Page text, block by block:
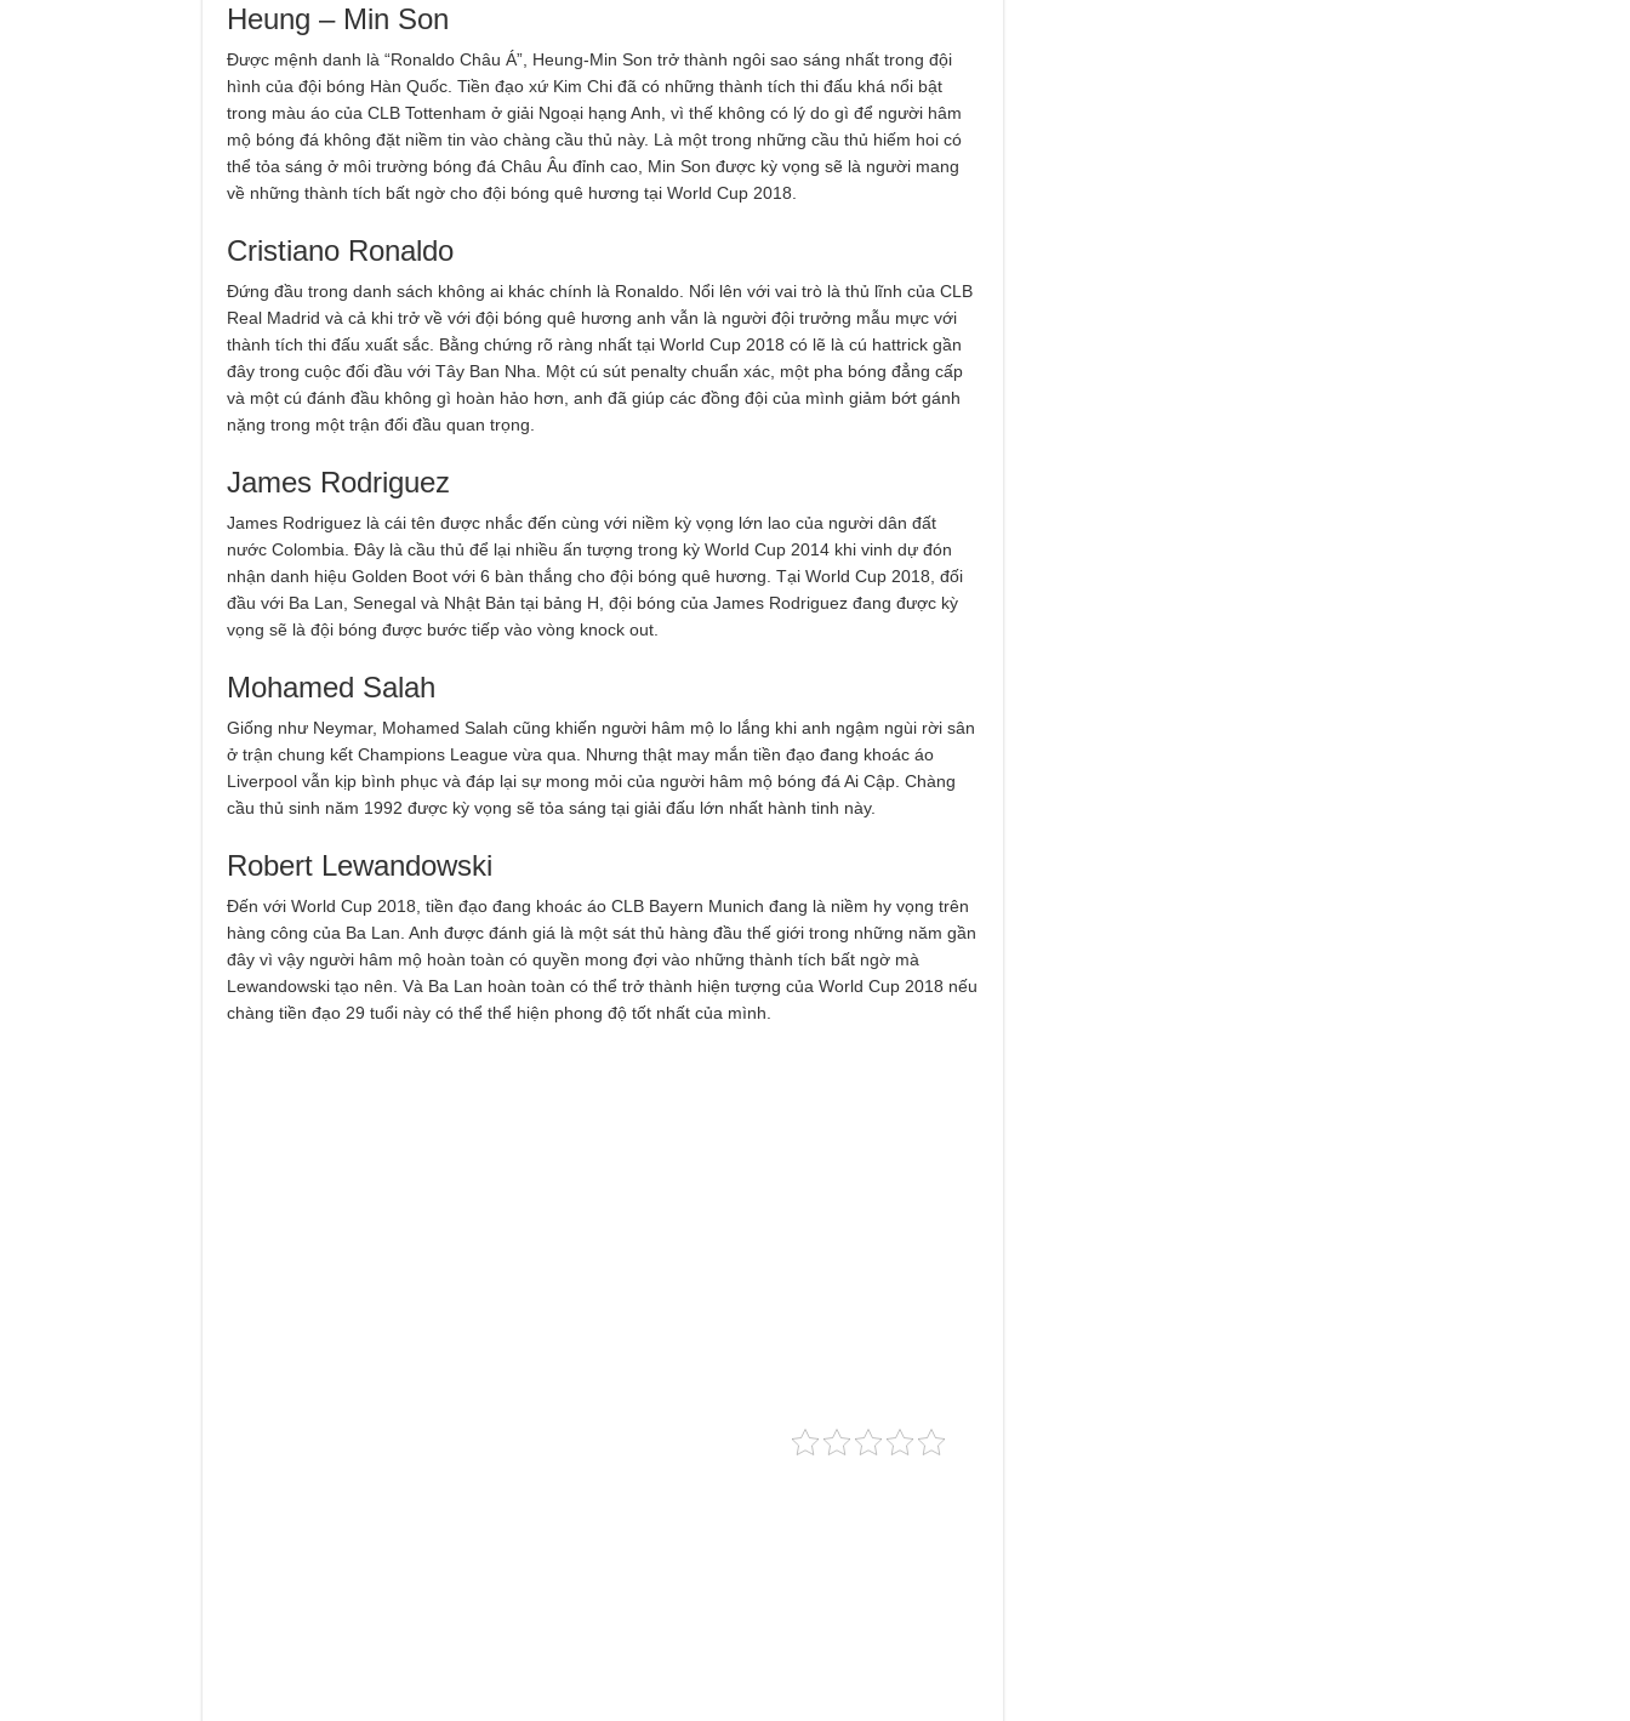
Heung – Min Son
Được mệnh danh là “Ronaldo Châu Á”, Heung-Min Son trở thành ngôi sao sáng nhất trong đội
hình của đội bóng Hàn Quốc. Tiền đạo xứ Kim Chi đã có những thành tích thi đấu khá nổi bật
trong màu áo của CLB Tottenham ở giải Ngoại hạng Anh, vì thế không có lý do gì để người hâm
mộ bóng đá không đặt niềm tin vào chàng cầu thủ này. Là một trong những cầu thủ hiếm hoi có
thể tỏa sáng ở môi trường bóng đá Châu Âu đỉnh cao, Min Son được kỳ vọng sẽ là người mang
về những thành tích bất ngờ cho đội bóng quê hương tại World Cup 2018.
Cristiano Ronaldo
Đứng đầu trong danh sách không ai khác chính là Ronaldo. Nổi lên với vai trò là thủ lĩnh của CLB
Real Madrid và cả khi trở về với đội bóng quê hương anh vẫn là người đội trưởng mẫu mực với
thành tích thi đấu xuất sắc. Bằng chứng rõ ràng nhất tại World Cup 2018 có lẽ là cú hattrick gần
đây trong cuộc đối đầu với Tây Ban Nha. Một cú sút penalty chuẩn xác, một pha bóng đẳng cấp
và một cú đánh đầu không gì hoàn hảo hơn, anh đã giúp các đồng đội của mình giảm bớt gánh
nặng trong một trận đối đầu quan trọng.
James Rodriguez
James Rodriguez là cái tên được nhắc đến cùng với niềm kỳ vọng lớn lao của người dân đất
nước Colombia. Đây là cầu thủ để lại nhiều ấn tượng trong kỳ World Cup 2014 khi vinh dự đón
nhận danh hiệu Golden Boot với 6 bàn thắng cho đội bóng quê hương. Tại World Cup 2018, đối
đầu với Ba Lan, Senegal và Nhật Bản tại bảng H, đội bóng của James Rodriguez đang được kỳ
vọng sẽ là đội bóng được bước tiếp vào vòng knock out.
Mohamed Salah
Giống như Neymar, Mohamed Salah cũng khiến người hâm mộ lo lắng khi anh ngậm ngùi rời sân
ở trận chung kết Champions League vừa qua. Nhưng thật may mắn tiền đạo đang khoác áo
Liverpool vẫn kịp bình phục và đáp lại sự mong mỏi của người hâm mộ bóng đá Ai Cập. Chàng
cầu thủ sinh năm 1992 được kỳ vọng sẽ tỏa sáng tại giải đấu lớn nhất hành tinh này.
Robert Lewandowski
Đến với World Cup 2018, tiền đạo đang khoác áo CLB Bayern Munich đang là niềm hy vọng trên
hàng công của Ba Lan. Anh được đánh giá là một sát thủ hàng đầu thế giới trong những năm gần
đây vì vậy người hâm mộ hoàn toàn có quyền mong đợi vào những thành tích bất ngờ mà
Lewandowski tạo nên. Và Ba Lan hoàn toàn có thể trở thành hiện tượng của World Cup 2018 nếu
chàng tiền đạo 29 tuổi này có thể thể hiện phong độ tốt nhất của mình.